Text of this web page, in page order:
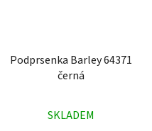
Podprsenka Barley 64371
černá
hodnocení
SKLADEM